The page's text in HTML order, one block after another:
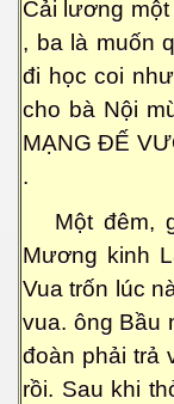
Cải lương
, ba là muốn
đi học coi
cho bà Nội
MẠNG ĐẾ
.
Một đêm,
Mương kinh
Vua trốn lúc
vua. ông Bầu
đoàn phải trả
rồi. Sau khi
14
15